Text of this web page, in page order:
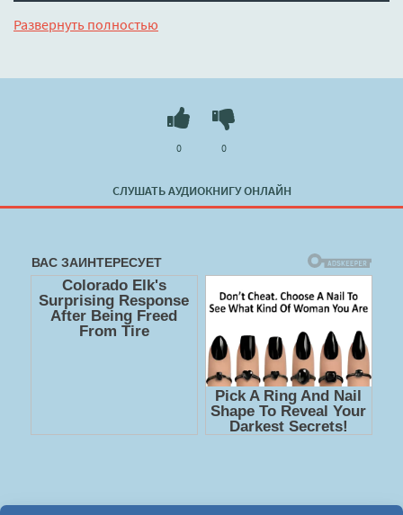
высланы! - Акацки Нацумэ" в хорошем качестве полностью
Развернуть полностью
СЛУШАТЬ АУДИОКНИГУ ОНЛАЙН
0 0